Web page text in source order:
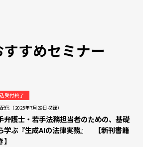
すめセミナー
受付終了
信（2025年7月29日収録）
弁護士・若手法務担当者のための、基礎
学ぶ『生成AIの法律実務』 【新刊書籍